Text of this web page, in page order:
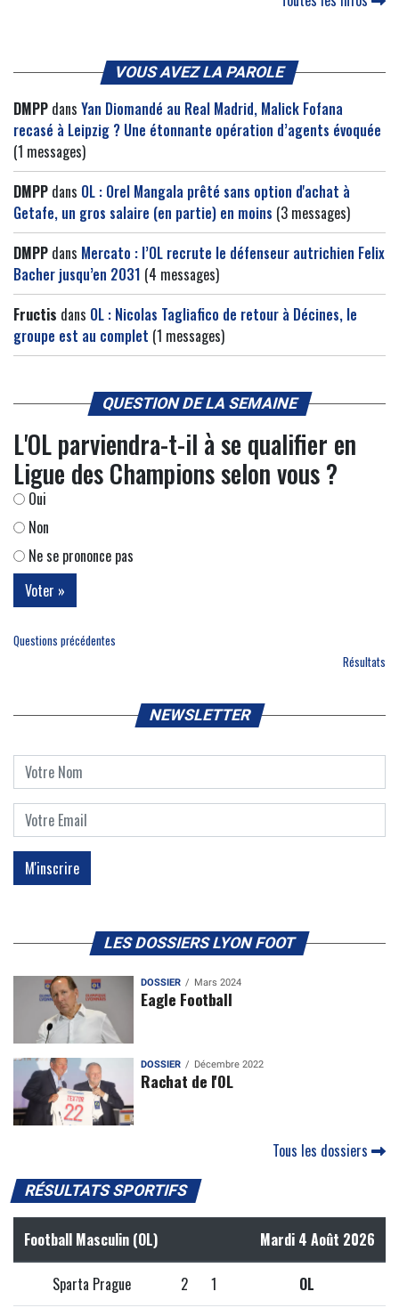
VOUS AVEZ LA PAROLE
DMPP dans Yan Diomandé au Real Madrid, Malick Fofana
recasé à Leipzig ? Une étonnante opération d’agents évoquée
(1 messages)
DMPP dans OL : Orel Mangala prêté sans option d'achat à
Getafe, un gros salaire (en partie) en moins (3 messages)
DMPP dans Mercato : l’OL recrute le défenseur autrichien Felix
Bacher jusqu’en 2031 (4 messages)
Fructis dans OL : Nicolas Tagliafico de retour à Décines, le
groupe est au complet (1 messages)
QUESTION DE LA SEMAINE
L'OL parviendra-t-il à se qualifier en
Ligue des Champions selon vous ?
Oui
Non
Ne se prononce pas
Questions précédentes
Résultats
NEWSLETTER
LES DOSSIERS LYON FOOT
DOSSIER Mars 2024
Eagle Football
DOSSIER Décembre 2022
Rachat de l'OL
Tous les dossiers
RÉSULTATS SPORTIFS
Football Masculin (OL) Mardi 4 Août 2026
Sparta Prague 2 1 OL